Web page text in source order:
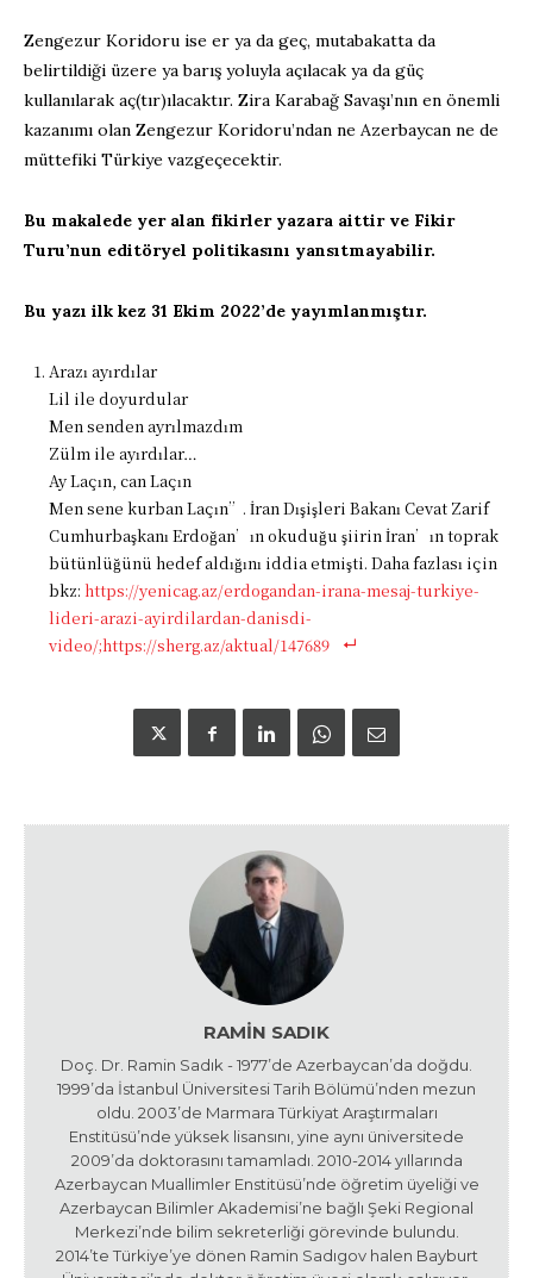
Zengezur Koridoru ise er ya da geç, mutabakatta da
belirtildiği üzere ya barış yoluyla açılacak ya da güç
kullanılarak aç(tır)ılacaktır. Zira Karabağ Savaşı’nın en önemli
kazanımı olan Zengezur Koridoru’ndan ne Azerbaycan ne de
müttefiki Türkiye vazgeçecektir.
Bu makalede yer alan fikirler yazara aittir ve Fikir
Turu’nun editöryel politikasını yansıtmayabilir.
Bu yazı ilk kez 31 Ekim 2022’de yayımlanmıştır.
Arazı ayırdılar
Lil ile doyurdular
Men senden ayrılmazdım
Zülm ile ayırdılar…
Ay Laçın, can Laçın
Men sene kurban Laçın”. İran Dışişleri Bakanı Cevat Zarif
Cumhurbaşkanı Erdoğan’ın okuduğu şiirin İran’ın toprak
bütünlüğünü hedef aldığını iddia etmişti. Daha fazlası için
bkz: https://yenicag.az/erdogandan-irana-mesaj-turkiye-
lideri-arazi-ayirdilardan-danisdi-
video/;https://sherg.az/aktual/147689
RAMIN SADIK
Doç. Dr. Ramin Sadık - 1977’de Azerbaycan’da doğdu.
1999’da İstanbul Üniversitesi Tarih Bölümü’nden mezun
oldu. 2003’de Marmara Türkiyat Araştırmaları
Enstitüsü’nde yüksek lisansını, yine aynı üniversitede
2009’da doktorasını tamamladı. 2010-2014 yıllarında
Azerbaycan Muallimler Enstitüsü’nde öğretim üyeliği ve
Azerbaycan Bilimler Akademisi’ne bağlı Şeki Regional
Merkezi’nde bilim sekreterliği görevinde bulundu.
2014’te Türkiye’ye dönen Ramin Sadıgov halen Bayburt